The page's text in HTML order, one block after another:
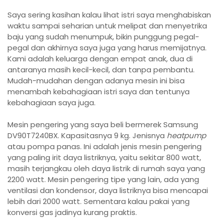
Saya sering kasihan kalau lihat istri saya menghabiskan
waktu sampai seharian untuk melipat dan menyetrika
baju yang sudah menumpuk, bikin punggung pegal-
pegal dan akhirnya saya juga yang harus memijatnya.
Kami adalah keluarga dengan empat anak, dua di
antaranya masih kecil-kecil, dan tanpa pembantu.
Mudah-mudahan dengan adanya mesin ini bisa
menambah kebahagiaan istri saya dan tentunya
kebahagiaan saya juga.
Mesin pengering yang saya beli bermerek Samsung
DV90T7240BX. Kapasitasnya 9 kg. Jenisnya heatpump
atau pompa panas. Ini adalah jenis mesin pengering
yang paling irit daya listriknya, yaitu sekitar 800 watt,
masih terjangkau oleh daya listrik di rumah saya yang
2200 watt. Mesin pengering tipe yang lain, ada yang
ventilasi dan kondensor, daya listriknya bisa mencapai
lebih dari 2000 watt. Sementara kalau pakai yang
konversi gas jadinya kurang praktis.